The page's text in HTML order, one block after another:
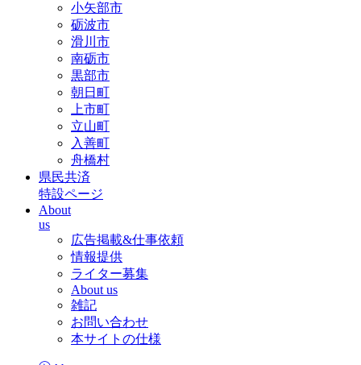
小矢部市
砺波市
滑川市
南砺市
黒部市
朝日町
上市町
立山町
入善町
舟橋村
県民共済
特設ページ
About
us
広告掲載&仕事依頼
情報提供
ライター募集
About us
雑記
お問い合わせ
本サイトの仕様